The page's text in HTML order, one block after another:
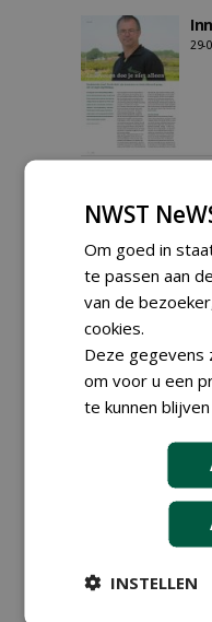
29-
01-
NWST
Om goed in
te passen aan
van de
cookies.
Deze gegevens
om voor u een
te kunnen
INSTELLEN